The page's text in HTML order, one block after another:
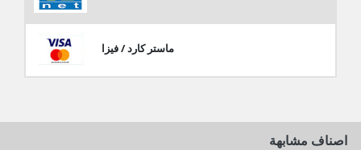
ماستر كارد / فيزا
اصناف مشابهة